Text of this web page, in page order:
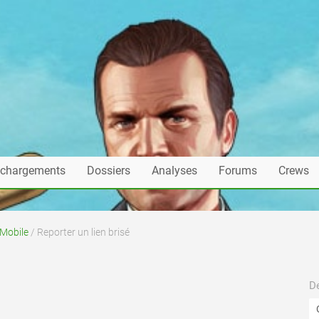
Dossiers Analyses Forums Crews
/ Reporter un lien brisé